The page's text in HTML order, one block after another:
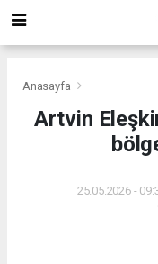
Anasayfa
Artvin
25.05.2026 -